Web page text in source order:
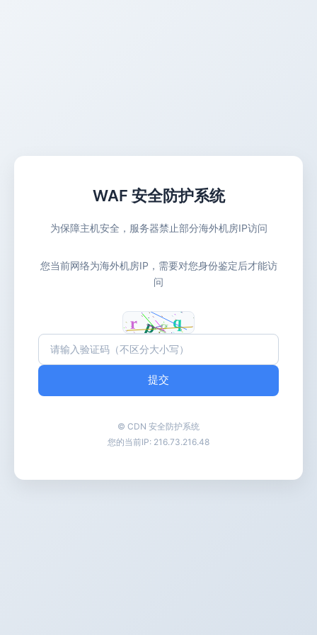
WAF 安全防护系统
为保障主机安全，服务器禁止部分海外机房IP访问
您当前网络为海外机房IP，需要对您身份鉴定后才能访
问
提交
© CDN 安全防护系统
您的当前IP: 216.73.216.48